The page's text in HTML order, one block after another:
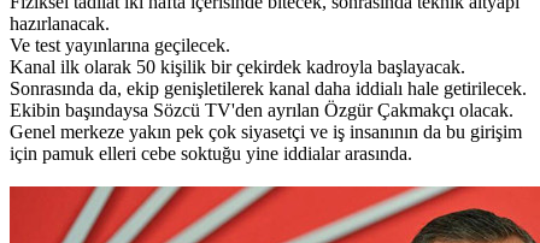
hazırlanacak.
Ve test yayınlarına geçilecek.
Kanal ilk olarak 50 kişilik bir çekirdek kadroyla başlayacak.
Sonrasında da, ekip genişletilerek kanal daha iddialı hale getirilecek.
Ekibin başındaysa Sözcü TV'den ayrılan Özgür Çakmakçı olacak.
Genel merkeze yakın pek çok siyasetçi ve iş insanının da bu girişim
için pamuk elleri cebe soktuğu yine iddialar arasında.